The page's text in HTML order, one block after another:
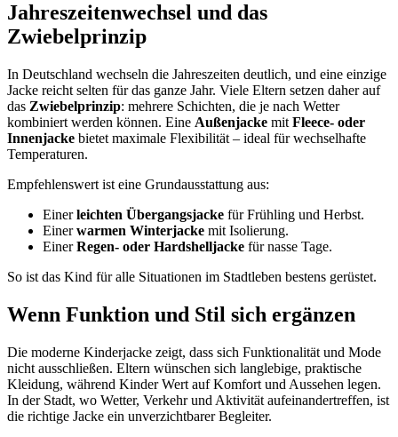
Jahreszeitenwechsel und das
Zwiebelprinzip
In Deutschland wechseln die Jahreszeiten deutlich, und eine einzige
Jacke reicht selten für das ganze Jahr. Viele Eltern setzen daher auf
das Zwiebelprinzip: mehrere Schichten, die je nach Wetter
kombiniert werden können. Eine Außenjacke mit Fleece- oder
Innenjacke bietet maximale Flexibilität – ideal für wechselhafte
Temperaturen.
Empfehlenswert ist eine Grundausstattung aus:
Einerleichten Übergangsjacke für Frühling und Herbst.
Einerwarmen Winterjacke mit Isolierung.
EinerRegen- oder Hardshelljacke für nasse Tage.
So ist das Kind für alle Situationen im Stadtleben bestens gerüstet.
Wenn Funktion und Stil sich ergänzen
Die moderne Kinderjacke zeigt, dass sich Funktionalität und Mode
nicht ausschließen. Eltern wünschen sich langlebige, praktische
Kleidung, während Kinder Wert auf Komfort und Aussehen legen.
In der Stadt, wo Wetter, Verkehr und Aktivität aufeinandertreffen, ist
die richtige Jacke ein unverzichtbarer Begleiter.